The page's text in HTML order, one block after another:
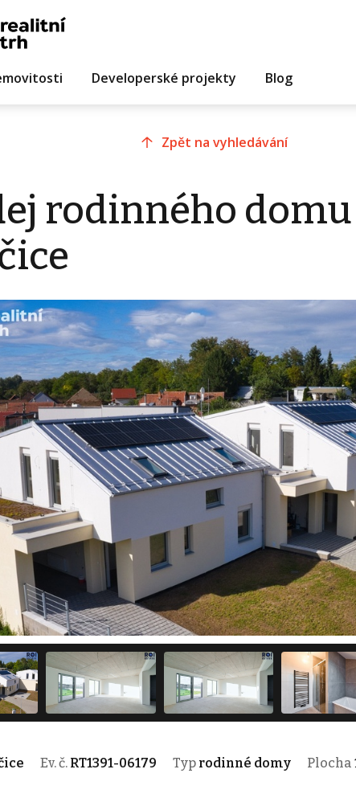
Developerské projekty Blog
Zpět na vyhledávání
rodinného domu
Ev. č. RT1391-06179 Typ rodinné domy Plocha